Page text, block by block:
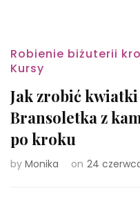
Robienie biżuterii
Kursy
Jak zrobić
Bransoletka z
po kroku
by Monika on 24